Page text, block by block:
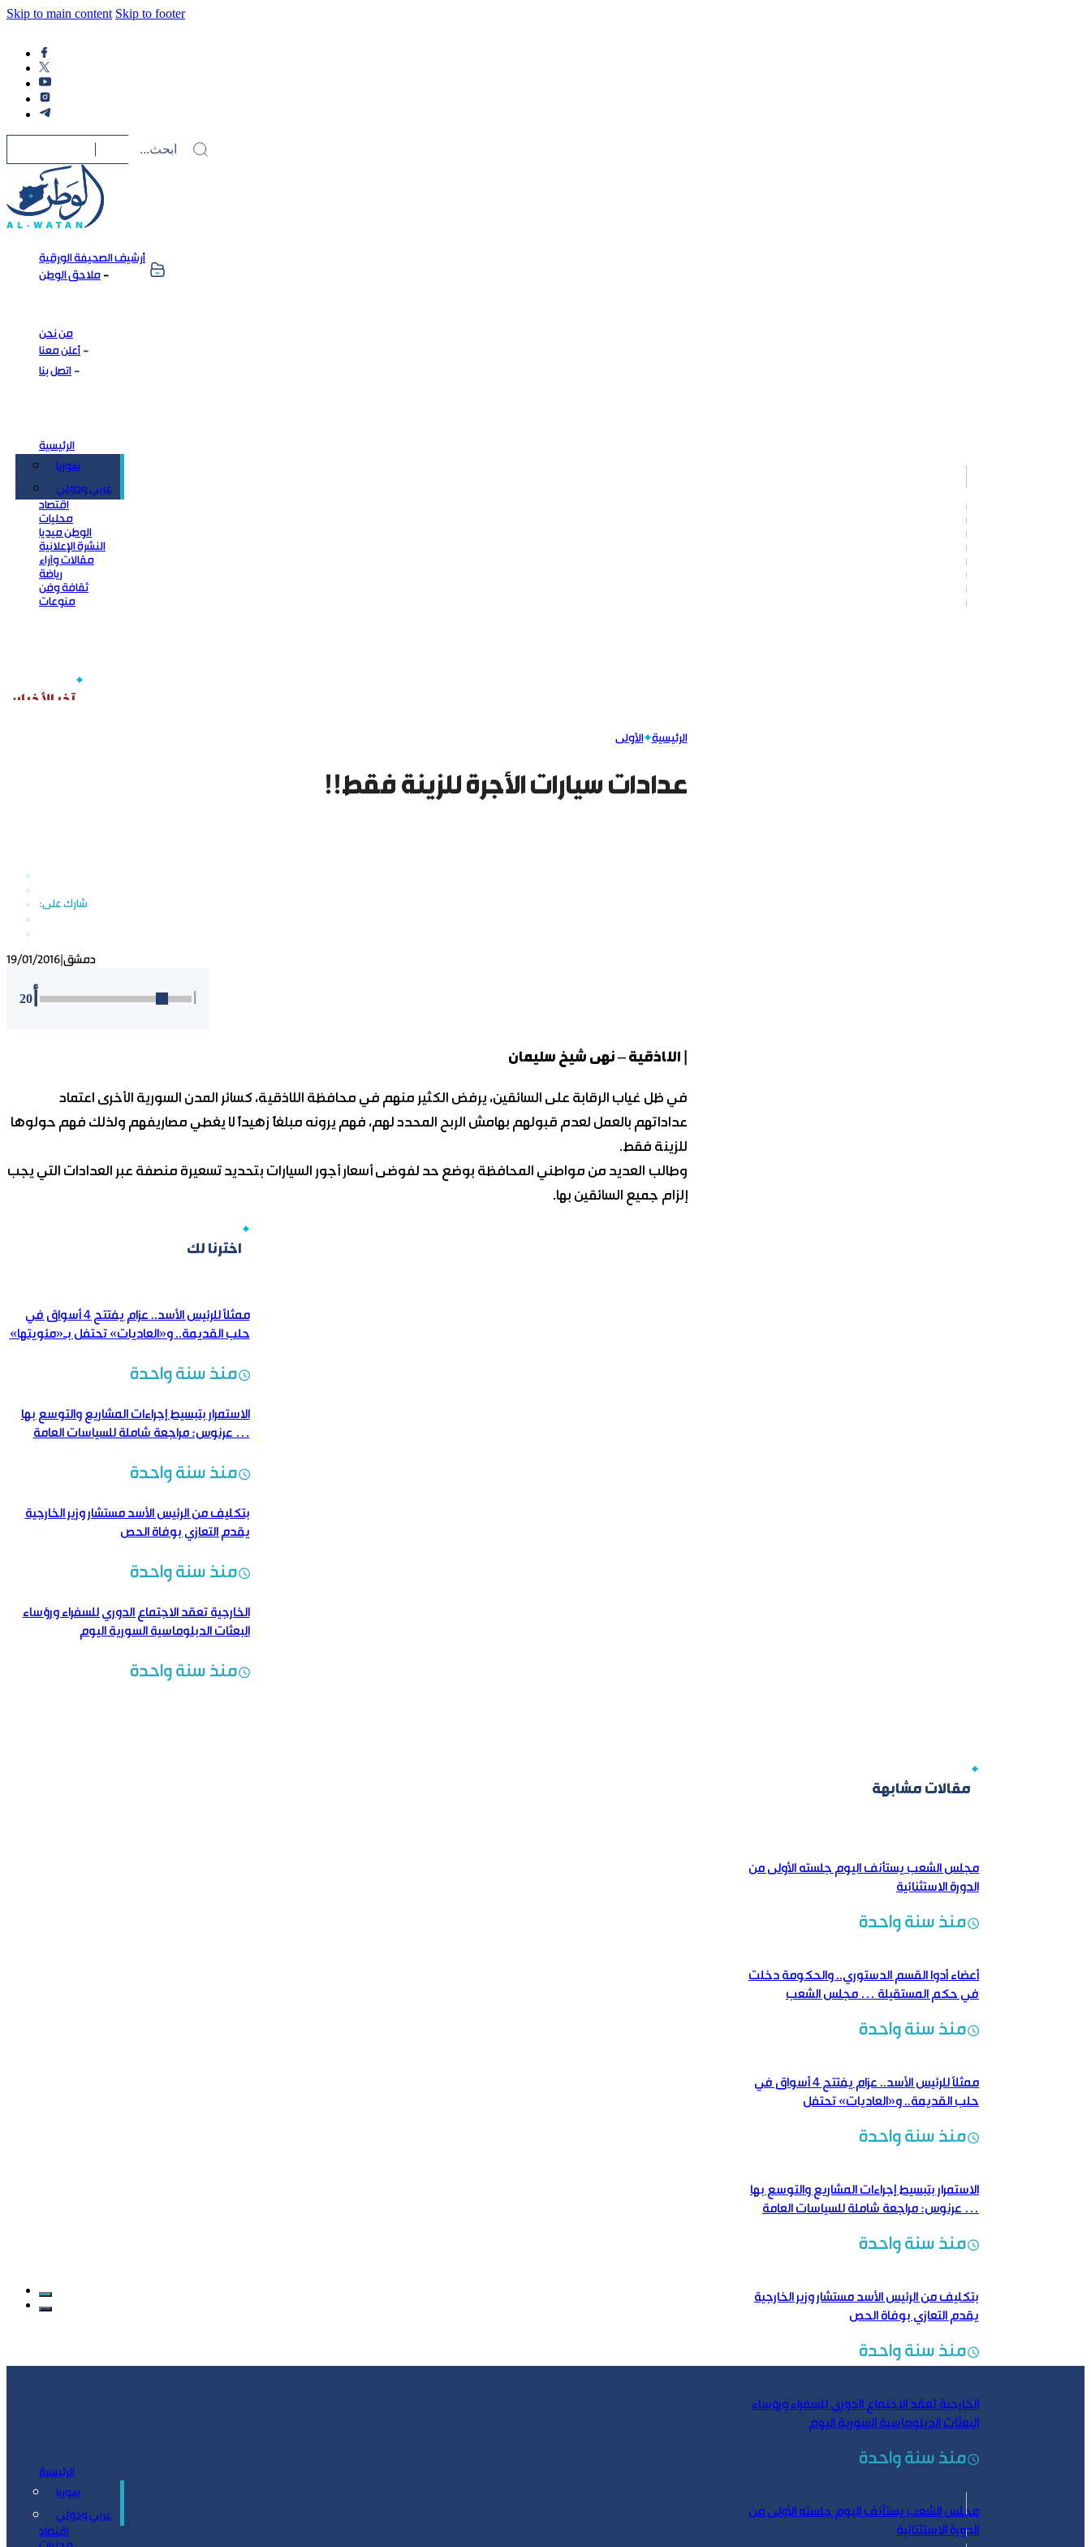
Skip to main content Skip to footer
أرشيف الصحيفة الورقية
ملاحق الوطن
من نحن
أعلن معنا
اتصل بنا
الرئيسية
سوريا
عربي ودولي
اقتصاد
محليات
الوطن ميديا
النشرة الإعلانية
مقالات وآراء
رياضة
ثقافة وفن
منوعات
الرئيسية الأولى
عدادات سيارات الأجرة للزينة فقط!!
19/01/2016 دمشق
20
| اللاذقية – نهى شيخ سليمان
في ظل غياب الرقابة على السائقين، يرفض الكثير منهم في محافظة اللاذقية، كسائر المدن السورية الأخرى اعتماد
عداداتهم بالعمل لعدم قبولهم بهامش الربح المحدد لهم، فهم يرونه مبلغاً زهيداً لا يغطي مصاريفهم ولذلك فهم حولوها
للزينة فقط.
وطالب العديد من مواطني المحافظة بوضع حد لفوضى أسعار أجور السيارات بتحديد تسعيرة منصفة عبر العدادات التي يجب
إلزام جميع السائقين بها.
اخترنا لك
ممثلاً للرئيس الأسد.. عزام يفتتح 4 أسواق في
حلب القديمة.. و«العاديات» تحتفل بـ«مئويتها»
منذ سنة واحدة
الاستمرار بتبسيط إجراءات المشاريع والتوسع بها
… عرنوس: مراجعة شاملة للسياسات العامة
منذ سنة واحدة
بتكليف من الرئيس الأسد مستشار وزير الخارجية
يقدم التعازي بوفاة الحص
منذ سنة واحدة
الخارجية تعقد الاجتماع الدوري للسفراء ورؤساء
البعثات الدبلوماسية السورية اليوم
منذ سنة واحدة
مقالات مشابهة
مجلس الشعب يستأنف اليوم جلسته الأولى من
الدورة الاستثنائية
منذ سنة واحدة
أعضاء أدوا القسم الدستوري.. والحكومة دخلت
في حكم المستقيلة … مجلس الشعب
وأعضاء مكتبه
منذ سنة واحدة
ممثلاً للرئيس الأسد.. عزام يفتتح 4 أسواق في
حلب القديمة.. و«العاديات» تحتفل
منذ سنة واحدة
الاستمرار بتبسيط إجراءات المشاريع والتوسع بها
… عرنوس: مراجعة شاملة للسياسات العامة
منذ سنة واحدة
بتكليف من الرئيس الأسد مستشار وزير الخارجية
يقدم التعازي بوفاة الحص
منذ سنة واحدة
الخارجية تعقد الاجتماع الدوري للسفراء ورؤساء
البعثات الدبلوماسية السورية اليوم
منذ سنة واحدة
مجلس الشعب يستأنف اليوم جلسته الأولى من
الدورة الاستثنائية
الرئيسية
سوريا
عربي ودولي
اقتصاد